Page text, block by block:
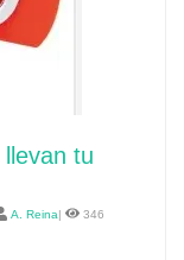
tu
A. Reina| 346